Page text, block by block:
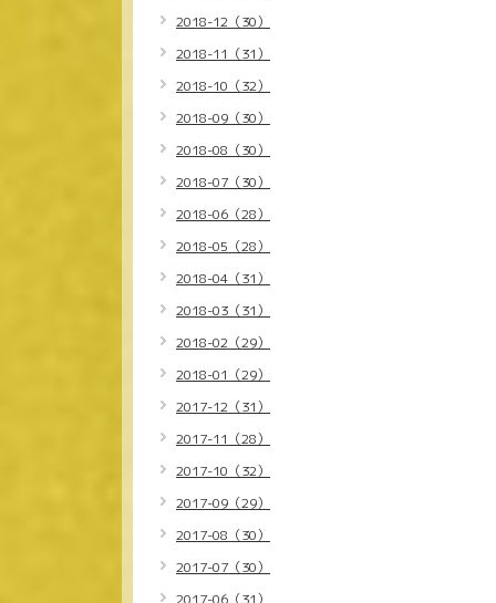
2018-12（30）
2018-11（31）
2018-10（32）
2018-09（30）
2018-08（30）
2018-07（30）
2018-06（28）
2018-05（28）
2018-04（31）
2018-03（31）
2018-02（29）
2018-01（29）
2017-12（31）
2017-11（28）
2017-10（32）
2017-09（29）
2017-08（30）
2017-07（30）
2017-06（31）